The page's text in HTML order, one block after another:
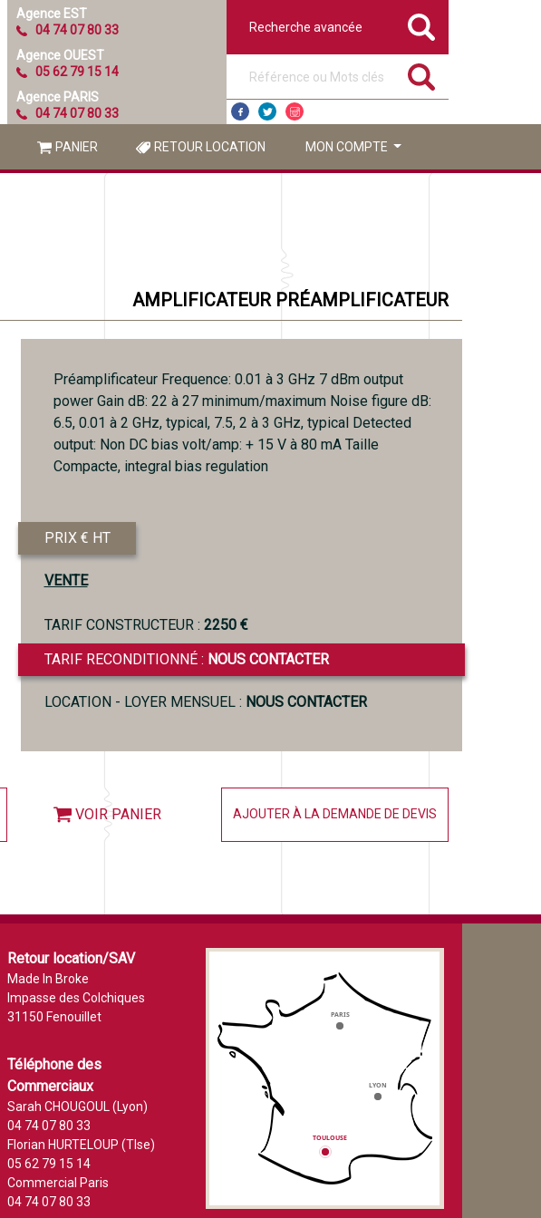
Agence EST
04 74 07 80 33
Agence OUEST
05 62 79 15 14
Agence PARIS
04 74 07 80 33
Recherche avancée
PANIER RETOUR LOCATION MON COMPTE
AMPLIFICATEUR PRÉAMPLIFICATEUR
Préamplificateur Frequence: 0.01 à 3 GHz 7 dBm output
power Gain dB: 22 à 27 minimum/maximum Noise figure dB:
6.5, 0.01 à 2 GHz, typical, 7.5, 2 à 3 GHz, typical Detected
output: Non DC bias volt/amp: + 15 V à 80 mA Taille
Compacte, integral bias regulation
PRIX € HT
VENTE
TARIF CONSTRUCTEUR : 2250 €
TARIF RECONDITIONNÉ : NOUS CONTACTER
LOCATION - LOYER MENSUEL : NOUS CONTACTER
VOIR PANIER AJOUTER À LA DEMANDE DE DEVIS
Retour location/SAV
Made In Broke
Impasse des Colchiques
31150 Fenouillet
Téléphone des
Commerciaux
Sarah CHOUGOUL (Lyon)
04 74 07 80 33
Florian HURTELOUP (Tlse)
05 62 79 15 14
Commercial Paris
04 74 07 80 33